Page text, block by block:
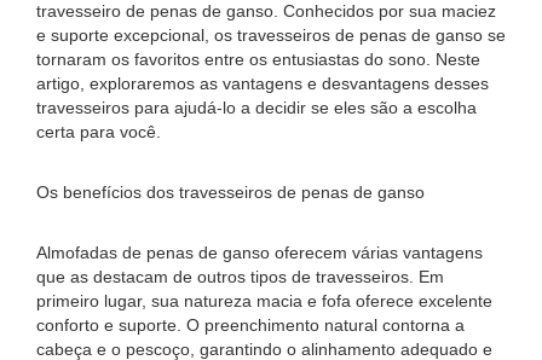
travesseiro de penas de ganso. Conhecidos por sua maciez
e suporte excepcional, os travesseiros de penas de ganso se
tornaram os favoritos entre os entusiastas do sono. Neste
artigo, exploraremos as vantagens e desvantagens desses
travesseiros para ajudá-lo a decidir se eles são a escolha
certa para você.
Os benefícios dos travesseiros de penas de ganso
Almofadas de penas de ganso oferecem várias vantagens
que as destacam de outros tipos de travesseiros. Em
primeiro lugar, sua natureza macia e fofa oferece excelente
conforto e suporte. O preenchimento natural contorna a
cabeça e o pescoço, garantindo o alinhamento adequado e